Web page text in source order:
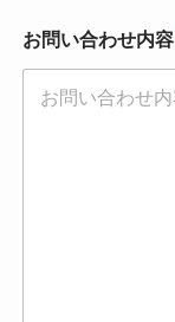
ス
*
メ
お問い合わせ内容